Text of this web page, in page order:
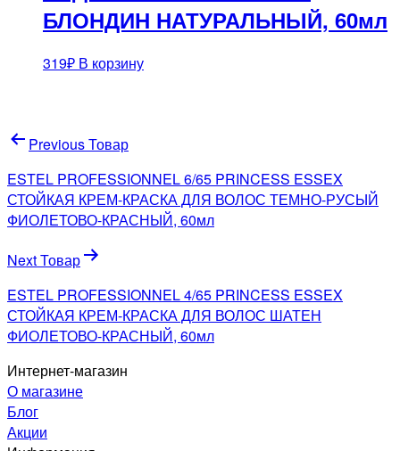
БЛОНДИН НАТУРАЛЬНЫЙ, 60мл
319₽ В корзину
Навигация
по
записям
Previous Товар
ESTEL PROFESSIONNEL 6/65 PRINCESS ESSEX
СТОЙКАЯ КРЕМ-КРАСКА ДЛЯ ВОЛОС ТЕМНО-РУСЫЙ
ФИОЛЕТОВО-КРАСНЫЙ, 60мл
Next Товар
ESTEL PROFESSIONNEL 4/65 PRINCESS ESSEX
СТОЙКАЯ КРЕМ-КРАСКА ДЛЯ ВОЛОС ШАТЕН
ФИОЛЕТОВО-КРАСНЫЙ, 60мл
Интернет-магазин
О магазине
Блог
Акции